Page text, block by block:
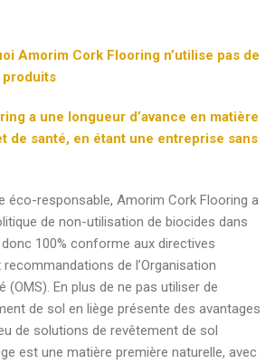
Amorim Cork Flooring n’utilise pas de
produits
a une longueur d’avance en matière
de santé, en étant une entreprise sans
éco-responsable, Amorim Cork Flooring a
de non-utilisation de biocides dans
100% conforme aux directives
de l’Organisation
(OMS). En plus de ne pas utiliser de
de sol en liège présente des avantages
de solutions de revêtement de sol
est une matière première naturelle, avec